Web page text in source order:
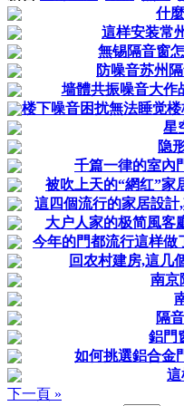
什
這样安装常
無锡隔音窗
防噪音苏州
墙體共振噪音大作
楼下噪音困扰無法睡觉
星
隐
千篇一律的室內
被吹上天的“網红”家
這四個流行的家居設
大户人家的极简風客
今年的門都流行這样做
回农村建房,這几
南京
隔
鋁門
如何挑選鋁合金
這
下一頁 »